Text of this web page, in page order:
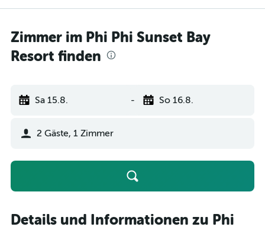
Zimmer im Phi Phi Sunset Bay
Resort finden
Sa 15.8. - So 16.8.
2 Gäste, 1 Zimmer
Details und Informationen zu Phi